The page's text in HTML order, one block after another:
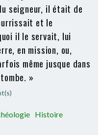
seigneur, il était de
et le
il le servait, lui
en mission, ou,
même jusque dans
»
Histoire